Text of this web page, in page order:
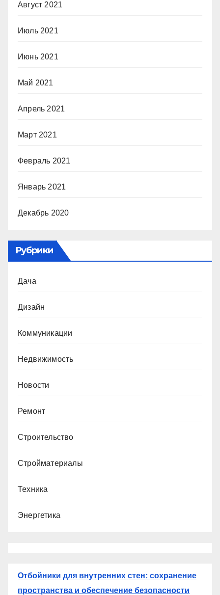
Август 2021
Июль 2021
Июнь 2021
Май 2021
Апрель 2021
Март 2021
Февраль 2021
Январь 2021
Декабрь 2020
Рубрики
Дача
Дизайн
Коммуникации
Недвижимость
Новости
Ремонт
Строительство
Стройматериалы
Техника
Энергетика
Отбойники для внутренних стен: сохранение
пространства и обеспечение безопасности